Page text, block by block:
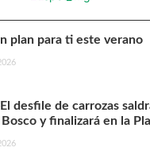
plan para ti este verano
desfile de carrozas
Bosco y finalizará en la